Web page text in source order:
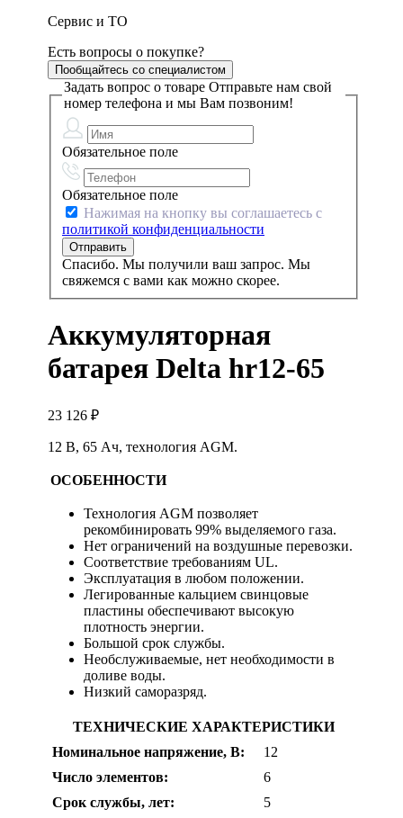
Сервис и ТО
Есть вопросы о покупке?
Пообщайтесь со специалистом
Задать вопрос о товаре Отправьте нам свой
номер телефона и мы Вам позвоним!
Обязательное поле
Обязательное поле
Нажимая на кнопку вы соглашаетесь с
политикой конфиденциальности
Спасибо. Мы получили ваш запрос. Мы
свяжемся с вами как можно скорее.
Аккумуляторная
батарея Delta hr12-65
23 126 ₽
12 В, 65 Ач, технология AGM.
ОСОБЕННОСТИ
Технология AGM позволяет
рекомбинировать 99% выделяемого газа.
Нет ограничений на воздушные перевозки.
Соответствие требованиям UL.
Эксплуатация в любом положении.
Легированные кальцием свинцовые
пластины обеспечивают высокую
плотность энергии.
Большой срок службы.
Необслуживаемые, нет необходимости в
доливе воды.
Низкий саморазряд.
ТЕХНИЧЕСКИЕ ХАРАКТЕРИСТИКИ
Номинальное напряжение, В:
12
Число элементов:
6
Срок службы, лет:
5